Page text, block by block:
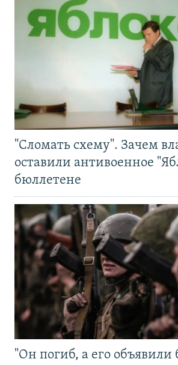
"Сломать схему". Зачем
оставили антивоенное
бюллетене
"Он погиб, а его объявили